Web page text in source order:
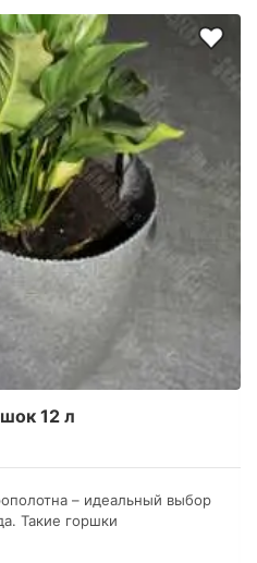
12 л
– идеальный выбор
Такие горшки